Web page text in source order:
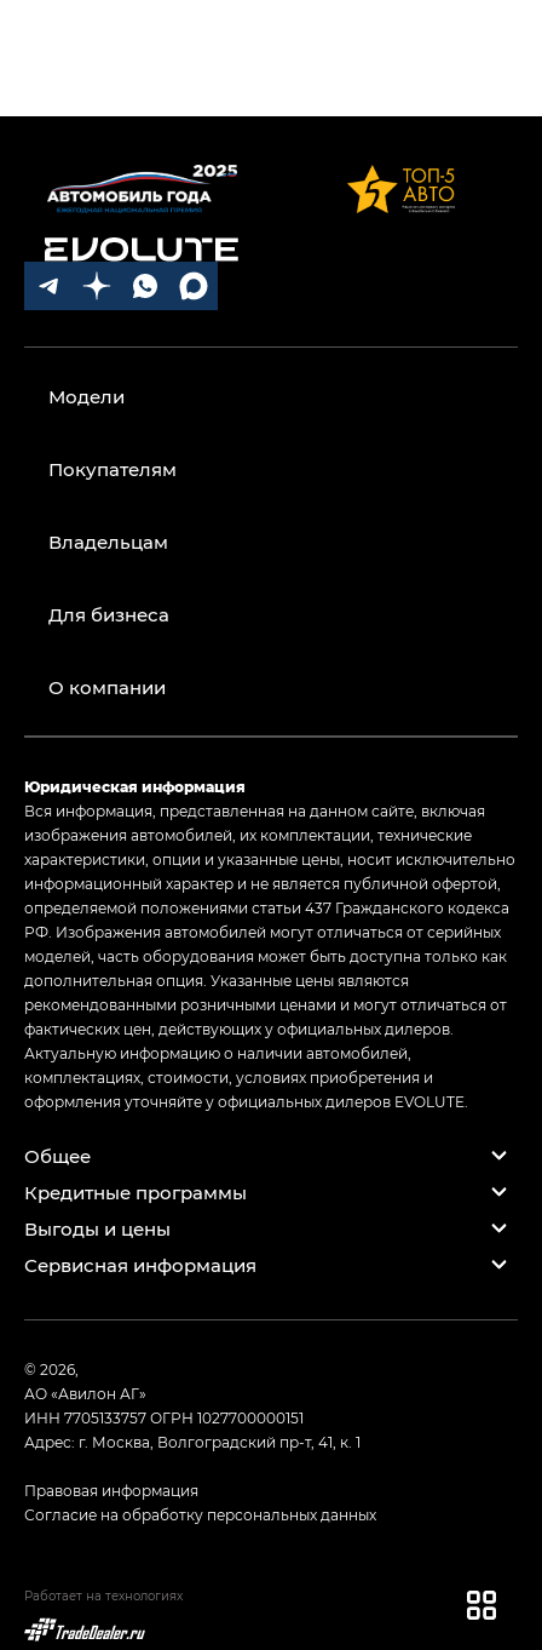
Модели
Покупателям
Владельцам
Для бизнеса
О компании
Юридическая информация
Вся информация, представленная на данном сайте, включая
изображения автомобилей, их комплектации, технические
характеристики, опции и указанные цены, носит исключительно
информационный характер и не является публичной офертой,
определяемой положениями статьи 437 Гражданского кодекса
РФ. Изображения автомобилей могут отличаться от серийных
моделей, часть оборудования может быть доступна только как
дополнительная опция. Указанные цены являются
рекомендованными розничными ценами и могут отличаться от
фактических цен, действующих у официальных дилеров.
Актуальную информацию о наличии автомобилей,
комплектациях, стоимости, условиях приобретения и
оформления уточняйте у официальных дилеров EVOLUTE.
Общее
Кредитные программы
Выгоды и цены
Сервисная информация
© 2026,
АО «Авилон АГ»
ИНН 7705133757ОГРН 1027700000151
Адрес: г. Москва, Волгоградский пр-т, 41, к. 1
Правовая информация
Согласие на обработку персональных данных
Работает на технологиях